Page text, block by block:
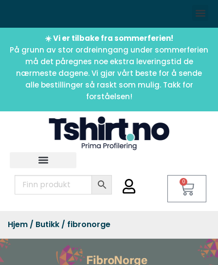
☀️ Vi er tilbake fra sommerferien!
På grunn av stor ordreinngang under sommerferien
må det påregnes noe ekstra leveringstid de
nærmeste dagene. Vi gjør vårt beste for å sende
alle bestillinger så raskt som mulig. Takk for
forståelsen!
0
Hjem / Butikk / fibronorge